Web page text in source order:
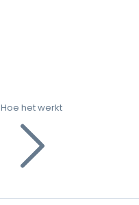
Hoe het werkt